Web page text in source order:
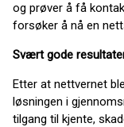
og prøver å få
forsøker å nå en
Svært gode
Etter at nettvernet
løsningen i
tilgang til kjente,